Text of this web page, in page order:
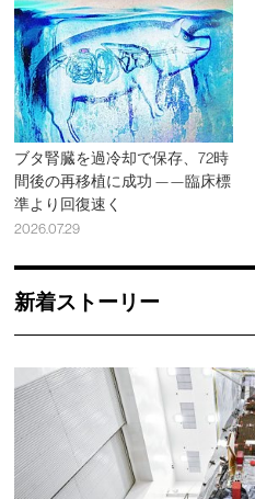
ブタ腎臓を過冷却で保存、72時
間後の再移植に成功 ——臨床標
準より回復速く
2026.07.29
新着ストーリー